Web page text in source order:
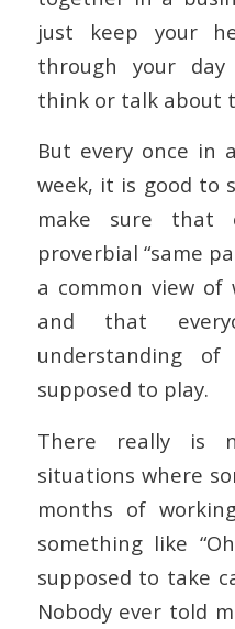
just keep your
through your
think or talk about
But every once in
week, it is good to
make sure that
proverbial “same
a common view
and that
understanding
supposed to play.
There really is
situations where
months of
something like
supposed to take
Nobody ever told